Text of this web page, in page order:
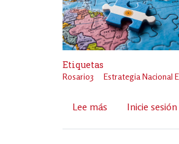
los
acuerdos
internacionales”
Etiquetas
Rosario3 Estrategia Nacional
Lee más sobreInicie sesión